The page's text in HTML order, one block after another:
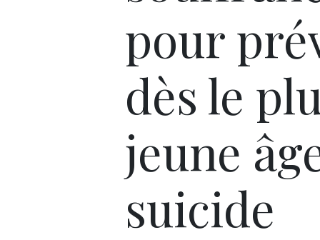
pour
dès le
jeune
suicide